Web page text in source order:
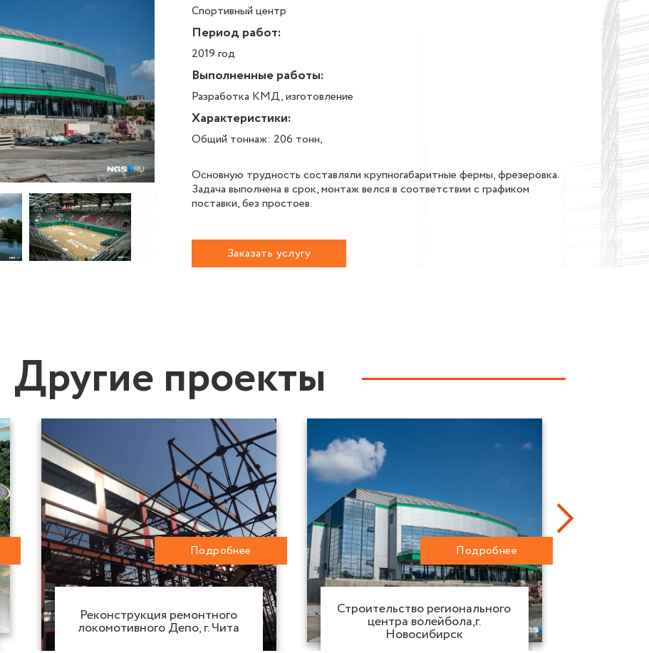
Спортивный центр
Период работ:
2019 год
Выполненные работы:
Разработка КМД, изготовление
Характеристики:
Общий тоннаж: 206 тонн,
Основную трудность составляли крупногабаритные фермы, фрезеровка.
Задача выполнена в срок, монтаж велся в соответствии с графиком
поставки, без простоев.
Заказать услугу
Другие проекты
Реконструкция ремонтного
локомотивного Депо, г. Чита
Подробнее
Строительство регионального
центра волейбола,г.
Новосибирск
Подробнее